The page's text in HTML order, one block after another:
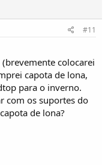
#11
colocarei
capota de lona,
para o inverno.
com os suportes do
de lona?